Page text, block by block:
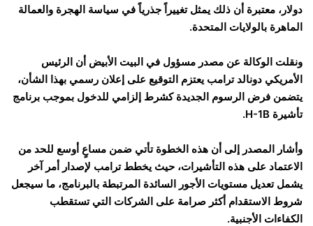
دولار، معتبرة أن ذلك يمثل تغييراً جذرياً في سياسة الهجرة والعمالة
الماهرة بالولايات المتحدة.
ونقلت الوكالة عن مصدر مسؤول في البيت الأبيض أن الرئيس
الأمريكي دونالد ترامب يعتزم التوقيع على إعلان رسمي بهذا الشأن،
يتضمن فرض الرسوم الجديدة كشرط إلزامي للدخول بموجب برنامج
تأشيرة H-1B.
وأشار المصدر إلى أن هذه الخطوة تأتي ضمن مساعٍ أوسع للحد من
الاعتماد على هذه التأشيرات، حيث يخطط ترامب لإصدار أمر آخر
يشمل تعديل مستويات الأجور السائدة المرتبطة بالبرنامج، ما سيجعل
شروط الاستقدام أكثر صرامة على الشركات التي تستقطب
الكفاءات الأجنبية.